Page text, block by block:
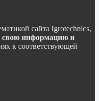
сайта Igrotechnics,
свою информацию и
к соответствующей